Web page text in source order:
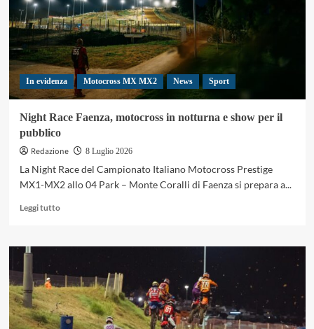
motocross
italiano
In evidenza Motocross MX MX2 News Sport
Night Race Faenza, motocross in notturna e show per il
pubblico
Redazione
8 Luglio 2026
La Night Race del Campionato Italiano Motocross Prestige
MX1-MX2 allo 04 Park – Monte Coralli di Faenza si prepara a...
Leggi tuttoLeggi
su
Race
Faenza,
motocross
in
notturna